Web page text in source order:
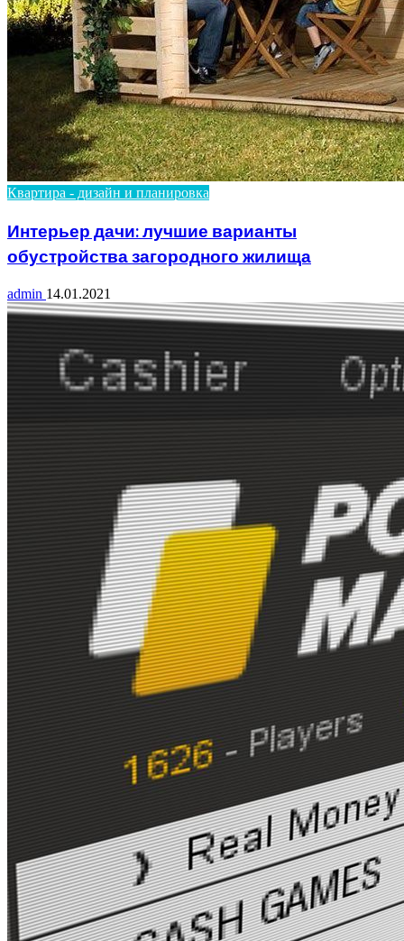
Квартира - дизайн и планировка
Интерьер дачи: лучшие варианты
обустройства загородного жилища
admin 14.01.2021